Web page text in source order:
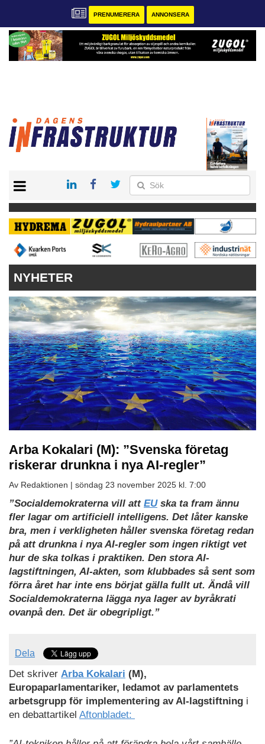
PRENUMERERA ANNONSERA
KONTAKT
VÅRA ANDRA MAGASIN
PRENUMERERA
NYHETER
Arba Kokalari (M): ”Svenska företag
riskerar drunkna i nya AI-regler”
Av Redaktionen | söndag 23 november 2025 kl. 7:00
”Socialdemokraterna vill att EUska ta fram ännu
fler lagar om artificiell intelligens. Det låter kanske
bra, men i verkligheten håller svenska företag redan
på att drunkna i nya AI-regler som ingen riktigt vet
hur de ska tolkas i praktiken. Den stora AI-
lagstiftningen, AI-akten, som klubbades så sent som
förra året har inte ens börjat gälla fullt ut. Ändå vill
Socialdemokraterna lägga nya lager av byråkrati
ovanpå den. Det är obegripligt.”
Dela
Det skriver Arba Kokalari (M),
Europaparlamentariker, ledamot av parlamentets
arbetsgrupp för implementering av AI-lagstiftning i
en debattartikel Aftonbladet: